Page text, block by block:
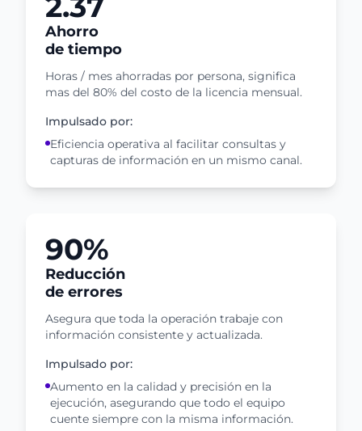
Ahorro
de tiempo
Horas / mes ahorradas por persona, significa
mas del 80% del costo de la licencia mensual.
Impulsado por:
Eficiencia operativa al facilitar consultas y
capturas de información en un mismo canal.
90%
Reducción
de errores
Asegura que toda la operación trabaje con
información consistente y actualizada.
Impulsado por:
Aumento en la calidad y precisión en la
ejecución, asegurando que todo el equipo
cuente siempre con la misma información.